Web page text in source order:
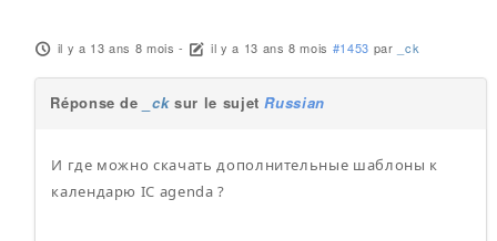
il y a 13 ans 8 mois - il y a 13 ans 8 mois #1453 par _ck
Réponse de _cksur le sujetRussian
И где можно скачать дополнительные шаблоны к
календарю IC agenda ?